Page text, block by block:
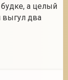
а целый
выгул два